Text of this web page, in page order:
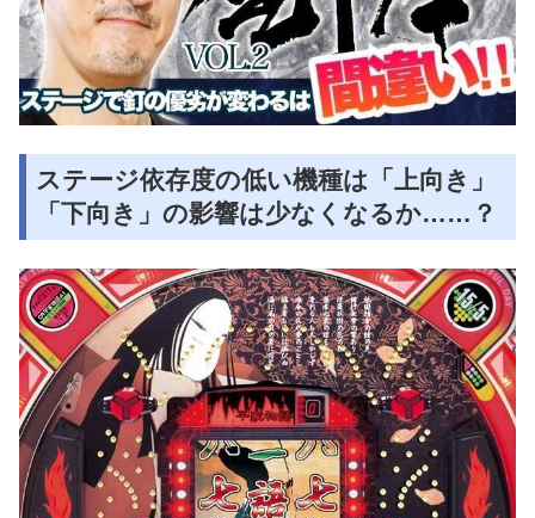
ステージ依存度の低い機種は「上向き」
「下向き」の影響は少なくなるか……？